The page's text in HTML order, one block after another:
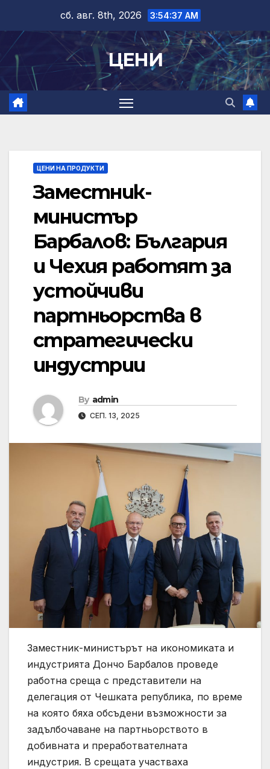
content
сб. авг. 8th, 2026 3:54:37 AM
ЦЕНИ
ЦЕНИ НА ПРОДУКТИ
Заместник-
министър
Барбалов: България
и Чехия работят за
устойчиви
партньорства в
стратегически
индустрии
By admin
СЕП. 13, 2025
Заместник-министърът на икономиката и
индустрията Дончо Барбалов проведе
работна среща с представители на
делегация от Чешката република, по време
на която бяха обсъдени възможности за
задълбочаване на партньорството в
добивната и преработвателната
индустрия. В срещата участваха